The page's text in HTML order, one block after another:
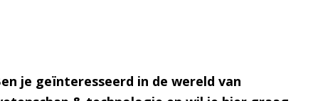
je geïnteresseerd in de wereld van